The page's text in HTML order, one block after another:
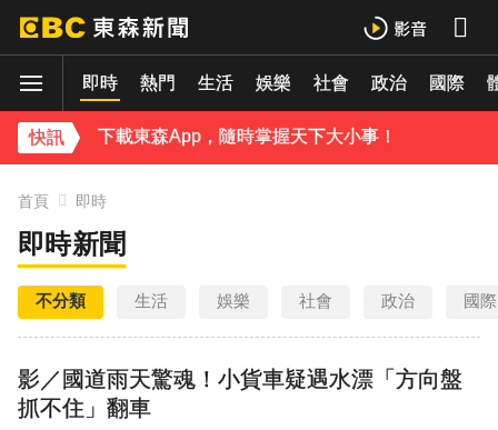
10億 即時 熱門 生活 娛樂 社會 政治 國際
快訊
庹宗康資產全給老婆！「名下只剩1台車」結婚15年保鮮秘訣曝
下載東森App，隨時掌握天下大小事！
首頁 即時
即時新聞
不分類 生活 娛樂 社會 政治 國際
影／國道雨天驚魂！小貨車疑遇水漂「方向盤
抓不住」翻車